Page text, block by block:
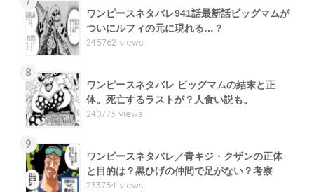
ワンピースネタバレ941話最新話ビッグマムが
ついにルフィの元に現れる…？
245762 views
8
ワンピースネタバレ ビッグマムの結末と正
体。死亡するラストが？人食い説も。
240773 views
9
ワンピースネタバレ／青キジ・クザンの正体
と目的は？黒ひげの仲間で足がない？考察
233754 views